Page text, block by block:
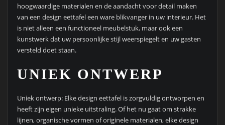
hoogwaardige materialen en de aandacht voor detail maken
van een design eettafel een ware blikvanger in uw interieur. Het
is niet alleen een functioneel meubelstuk, maar ook een
kunstwerk dat uw persoonlijke stijl weerspiegelt en uw gasten
versteld doet staan.
UNIEK ONTWERP
Uniek ontwerp: Elke design eettafel is zorgvuldig ontworpen en
heeft zijn eigen unieke uitstraling. Of het nu gaat om strakke
lijnen, organische vormen of originele materialen, elke design